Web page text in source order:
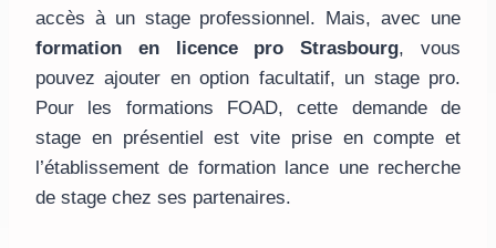
accès à un stage professionnel. Mais, avec une
formation en licence pro Strasbourg, vous
pouvez ajouter en option facultatif, un stage pro.
Pour les formations FOAD, cette demande de
stage en présentiel est vite prise en compte et
l’établissement de formation lance une recherche
de stage chez ses partenaires.